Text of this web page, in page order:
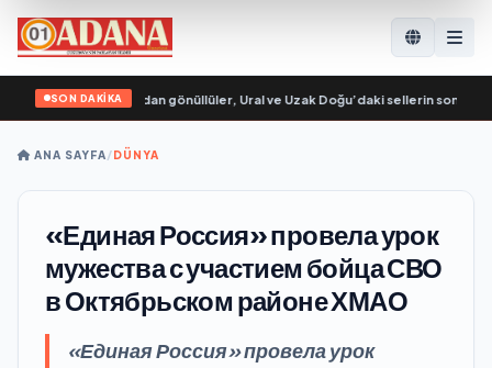
SON DAKİKA
Muhafızları’ndan gönüllüler, Ural ve Uzak Doğu’daki sellerin sonuçlarını
ANA SAYFA/DÜNYA
«Единая Россия» провела урок
мужества с участием бойца СВО
в Октябрьском районе ХМАО
«Единая Россия» провела урок